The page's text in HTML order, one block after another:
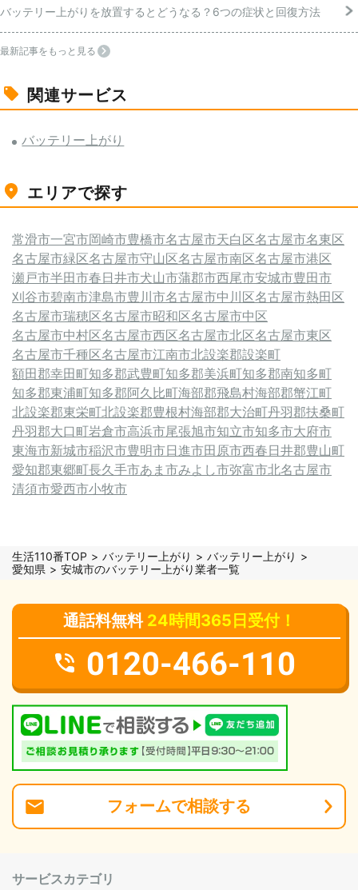
バッテリー上がりを放置するとどうなる？6つの症状と回復方法
最新記事をもっと見る
関連サービス
バッテリー上がり
エリアで探す
常滑市一宮市岡崎市豊橋市名古屋市天白区名古屋市名東区
名古屋市緑区名古屋市守山区名古屋市南区名古屋市港区
瀬戸市半田市春日井市犬山市蒲郡市西尾市安城市豊田市
刈谷市碧南市津島市豊川市名古屋市中川区名古屋市熱田区
名古屋市瑞穂区名古屋市昭和区名古屋市中区
名古屋市中村区名古屋市西区名古屋市北区名古屋市東区
名古屋市千種区名古屋市江南市北設楽郡設楽町
額田郡幸田町知多郡武豊町知多郡美浜町知多郡南知多町
知多郡東浦町知多郡阿久比町海部郡飛島村海部郡蟹江町
北設楽郡東栄町北設楽郡豊根村海部郡大治町丹羽郡扶桑町
丹羽郡大口町岩倉市高浜市尾張旭市知立市知多市大府市
東海市新城市稲沢市豊明市日進市田原市西春日井郡豊山町
愛知郡東郷町長久手市あま市みよし市弥富市北名古屋市
清須市愛西市小牧市
生活110番TOP バッテリー上がり
バッテリー上がり
愛知県
安城市のバッテリー上がり業者一覧
通話料無料 24時間365日受付！
0120-466-110
フォームで相談する
サービスカテゴリ